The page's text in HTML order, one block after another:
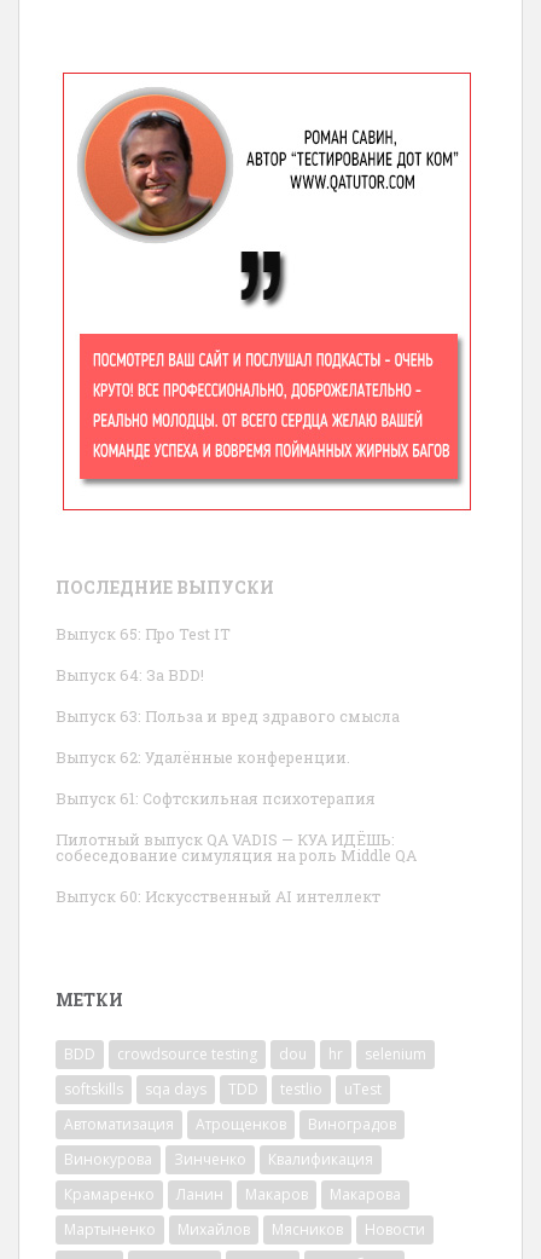
ПОСЛЕДНИЕ ВЫПУСКИ
Выпуск 65: Про Test IT
Выпуск 64: За BDD!
Выпуск 63: Польза и вред здравого смысла
Выпуск 62: Удалённые конференции.
Выпуск 61: Софтскильная психотерапия
Пилотный выпуск QA VADIS — КУА ИДЁШЬ:
собеседование симуляция на роль Middle QA
Выпуск 60: Искусственный AI интеллект
МЕТКИ
BDD crowdsource testing dou hr
selenium
softskills
sqa days TDD testlio
uTest
Автоматизация
Атрощенков
Виноградов
Винокурова
Зинченко
Квалификация
Крамаренко
Ланин Макаров
Макарова
Мартыненко
Михайлов Мясников
Новости